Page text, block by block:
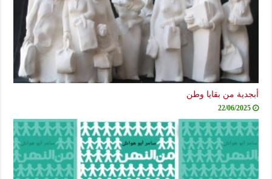
أبجدية من بقايا وطن
22/06/2025